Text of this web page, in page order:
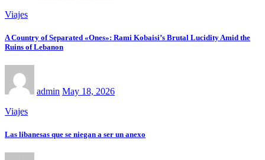
Viajes
A Country of Separated «Ones»: Rami Kobaisi’s Brutal Lucidity Amid the
Ruins of Lebanon
admin May 18, 2026
Viajes
Las libanesas que se niegan a ser un anexo